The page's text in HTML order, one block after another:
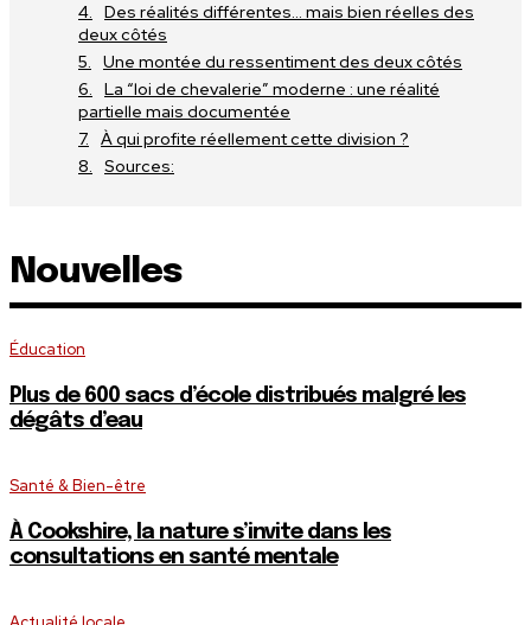
Des réalités différentes… mais bien réelles des
deux côtés
Une montée du ressentiment des deux côtés
La “loi de chevalerie” moderne : une réalité
partielle mais documentée
À qui profite réellement cette division ?
Sources:
Nouvelles
Éducation
Plus de 600 sacs d’école distribués malgré les
dégâts d’eau
Santé & Bien-être
À Cookshire, la nature s’invite dans les
consultations en santé mentale